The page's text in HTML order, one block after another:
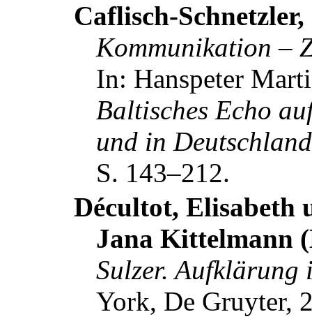
Caflisch-
Kommunikation –
In: Hanspeter Marti
Baltisches Echo
und in
S. 143–212.
Décultot, Elisabeth
Jana Kittelmann
Sulzer.
York, De Gruyter,